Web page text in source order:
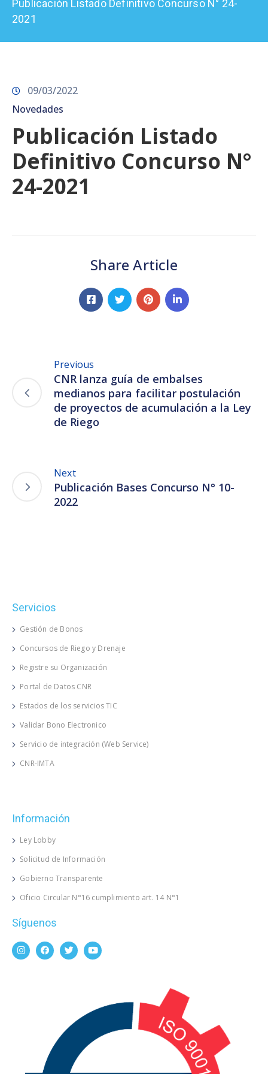
Prensa
Publicación Listado Definitivo Concurso N° 24-
2021
09/03/2022
Novedades
Publicación Listado
Definitivo Concurso N°
24-2021
Share Article
Previous
CNR lanza guía de embalses
medianos para facilitar postulación
de proyectos de acumulación a la Ley
de Riego
Next
Publicación Bases Concurso N° 10-
2022
Servicios
Gestión de Bonos
Concursos de Riego y Drenaje
Registre su Organización
Portal de Datos CNR
Estados de los servicios TIC
Validar Bono Electronico
Servicio de integración (Web Service)
CNR-IMTA
Información
Ley Lobby
Solicitud de Información
Gobierno Transparente
Oficio Circular N°16 cumplimiento art. 14 N°1
Síguenos